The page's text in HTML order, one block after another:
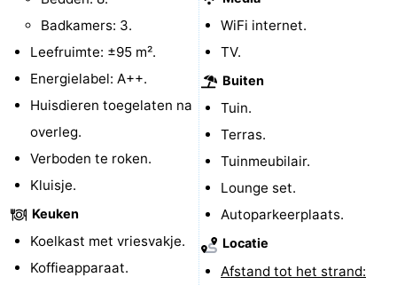
Veere
Domburg
Zoutelande
-
Vlissingen
Middelburg
Zeeuws-
Breskens
-
Badkamers: 3.
Leefruimte: ±95 m².
Energielabel: A++.
Huisdieren toegelaten na
overleg.
Verboden te roken.
Kluisje.
Keuken
Koelkast met vriesvakje.
Koffieapparaat.
WiFi internet.
TV.
Buiten
Tuin.
Terras.
Tuinmeubilair.
Lounge set.
Autoparkeerplaats.
Locatie
Afstand tot het strand: